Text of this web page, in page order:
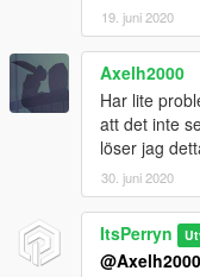
19. juni 2020
Axelh2000
Har lite
att det inte
löser jag
30. juni 2020
ItsPerryn
@Axelh2000